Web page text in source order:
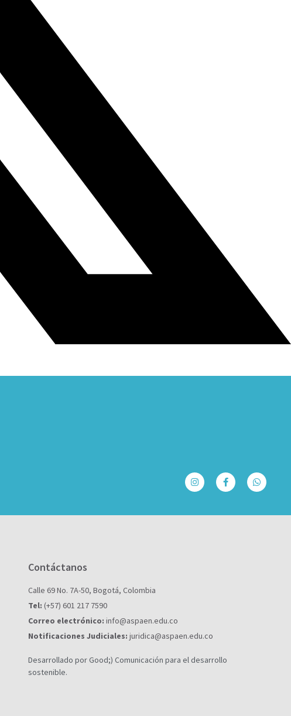
Contáctanos
Calle 69 No. 7A-50, Bogotá, Colombia
Tel: (+57) 601 217 7590
Correo electrónico: info@aspaen.edu.co
Notificaciones Judiciales: juridica@aspaen.edu.co
Desarrollado por Good;) Comunicación para el desarrollo
sostenible.